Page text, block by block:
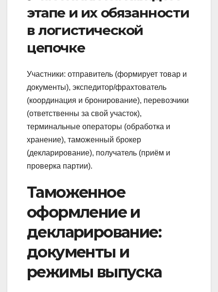
этапе и их обязанности
в логистической
цепочке
Участники: отправитель (формирует товар и
документы), экспедитор/фрахтователь
(координация и бронирование), перевозчики
(ответственны за свой участок),
терминальные операторы (обработка и
хранение), таможенный брокер
(декларирование), получатель (приём и
проверка партии).
Таможенное
оформление и
декларирование:
документы и
режимы выпуска